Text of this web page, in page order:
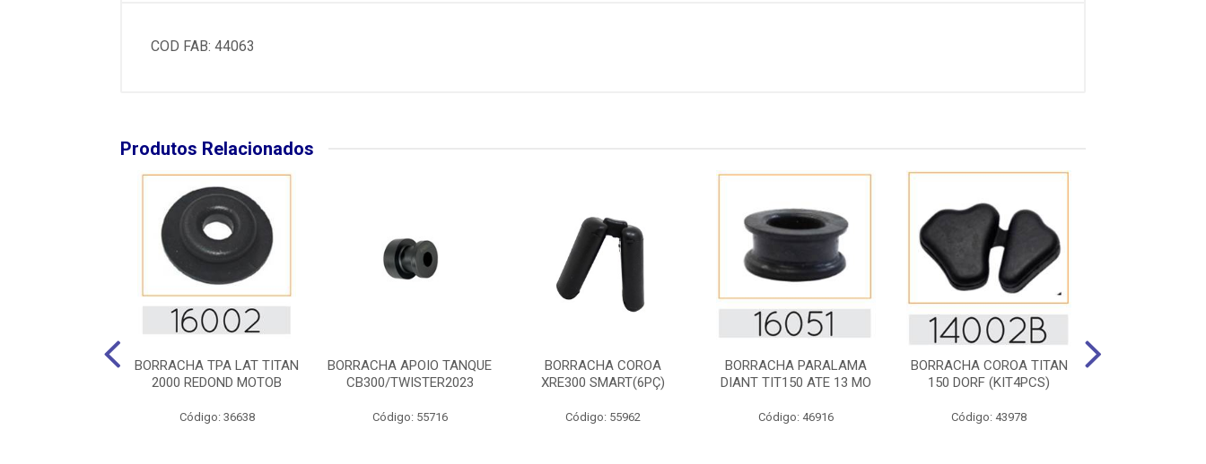
COD FAB: 44063
Produtos Relacionados
BORRACHA TPA LAT TITAN
2000 REDOND MOTOB
Código: 36638
BORRACHA APOIO TANQUE
CB300/TWISTER2023
Código: 55716
BORRACHA COROA
XRE300 SMART(6PÇ)
Código: 55962
BORRACHA PARALAMA
DIANT TIT150 ATE 13 MO
Código: 46916
BORRACHA COROA TITAN
150 DORF (KIT4PCS)
Código: 43978